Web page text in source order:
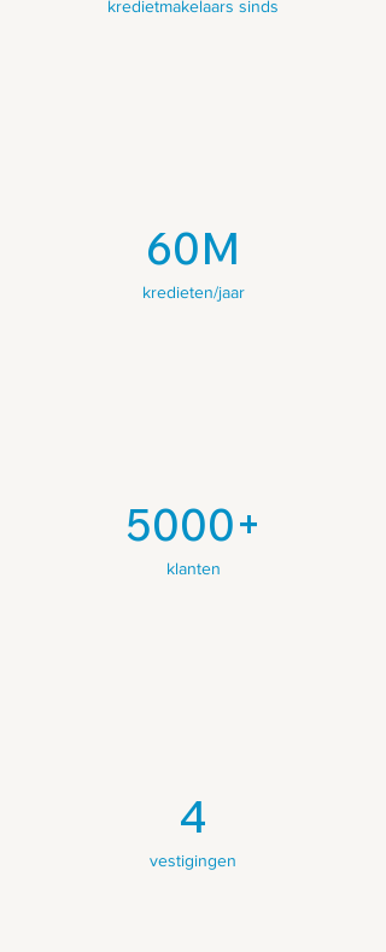
kredietmakelaars sinds
60M
kredieten/jaar
5000+
klanten
4
vestigingen